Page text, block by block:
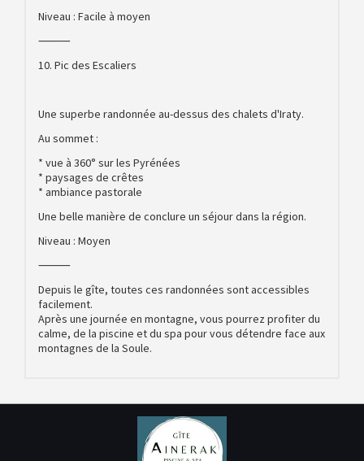
Niveau : Facile à moyen
⸻
10. Pic des Escaliers
Une superbe randonnée au-dessus des chalets d'Iraty.
Au sommet :
* vue à 360° sur les Pyrénées
* paysages de crêtes
* ambiance pastorale
Une belle manière de conclure un séjour dans la région.
Niveau : Moyen
⸻
Depuis le gîte, toutes ces randonnées sont accessibles
facilement.
Après une journée en montagne, vous pourrez profiter du
calme, de la piscine et du spa pour vous détendre face aux
montagnes de la Soule.